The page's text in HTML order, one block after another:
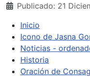
Publicado: 21
Inicio
Icono de Jasna
Noticias -
Historia
Oración de